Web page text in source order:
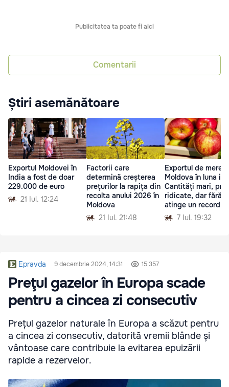
Publicitatea ta poate fi aici
Comentarii
Știri asemănătoare
Exportul Moldovei în
India a fost de doar
229.000 de euro
21 Iul. 12:24
Factorii care
determină creșterea
prețurilor la rapița din
recolta anului 2026 în
Moldova
21 Iul. 21:48
Exportul de mere
Moldova în luna
Cantități mari,
ridicate, dar fără a
atinge un record
7 Iul. 19:32
Epravda 9 decembrie 2024, 14:31 15 357
Preţul gazelor în Europa scade
pentru a cincea zi consecutiv
Prețul gazelor naturale în Europa a scăzut pentru
a cincea zi consecutiv, datorită vremii blânde și
vântoase care contribuie la evitarea epuizării
rapide a rezervelor.